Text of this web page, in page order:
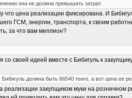
она не должна превышать затрат.
цена реализации фиксирована. И
ГСМ, энергии, транспорта, к своим
за что вам миллион?
со своей идеей вместе с Бибигуль к
должна быть 66540 тенге, а вот цена ее
реализации закупщиком муки на